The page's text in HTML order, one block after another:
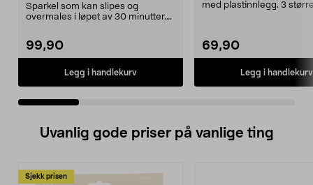
Sparkel som kan slipes og
overmales i løpet av 30 minutter.
99,90
Legg i handlekurv
med plastinnlegg. 3
69,90
Legg i handlekurv
Uvanlig gode priser på vanlige ting
Sjekk prisen